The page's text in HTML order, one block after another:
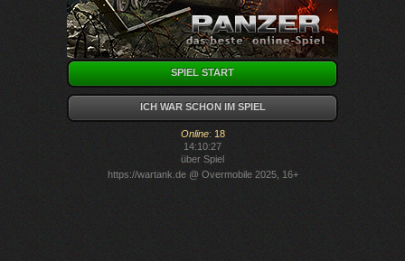
SPIEL START
ICH WAR SCHON IM SPIEL
Online: 18
14:10:27
über Spiel
https://wartank.de@ Overmobile 2025, 16+